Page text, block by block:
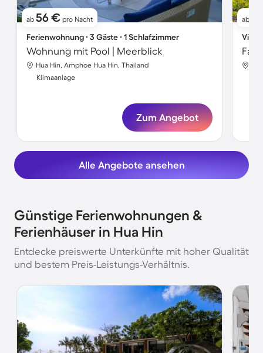
ab 56 € pro Nacht
Ferienwohnung ∙ 3 Gäste ∙ 1 Schlafzimmer
Wohnung mit Pool | Meerblick
Hua Hin, Amphoe Hua Hin, Thailand
Klimaanlage
Zum Angebot
ab
Villa
Alle Angebote ansehen
Günstige Ferienwohnungen &
Ferienhäuser in Hua Hin
Entdecke preiswerte Unterkünfte mit hoher Qualität
und bestem Preis-Leistungs-Verhältnis.